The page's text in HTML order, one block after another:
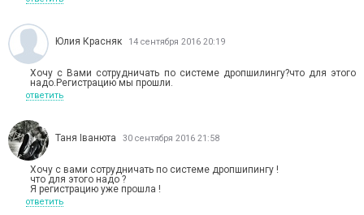
Юлия Красняк 14 сентября 2016 20:19
Хочу с Вами сотрудничать по системе дропшилингу?что для этого
надо.Регистрацию мы прошли.
ответить
Таня Іванюта 30 сентября 2016 21:58
Хочу с вами сотрудничать по системе дропшипингу !
что для этого надо ?
Я регистрацию уже прошла !
ответить